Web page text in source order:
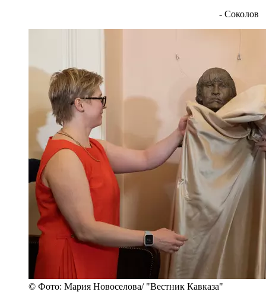
- Соколов
© Фото: Мария Новоселова/ "Вестник Кавказа"